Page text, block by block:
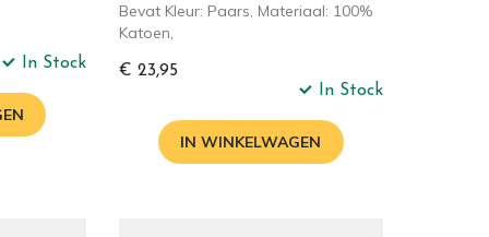
In Stock
Bevat Kleur: Paars, Materiaal: 100%
Katoen,
€ 23,95
In Stock
IN WINKELWAGEN